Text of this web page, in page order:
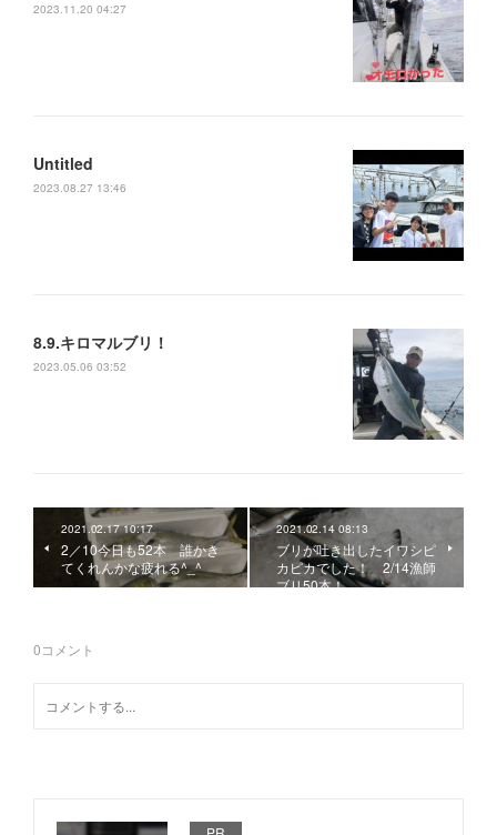
2023.11.20 04:27
Untitled
2023.08.27 13:46
8.9.キロマルブリ！
2023.05.06 03:52
2021.02.17 10:17
2／10今日も52本 誰かき
てくれんかな疲れる^_^
2021.02.14 08:13
ブリが吐き出したイワシピ
カピカでした！ 2/14漁師
ブリ50本！
0コメント